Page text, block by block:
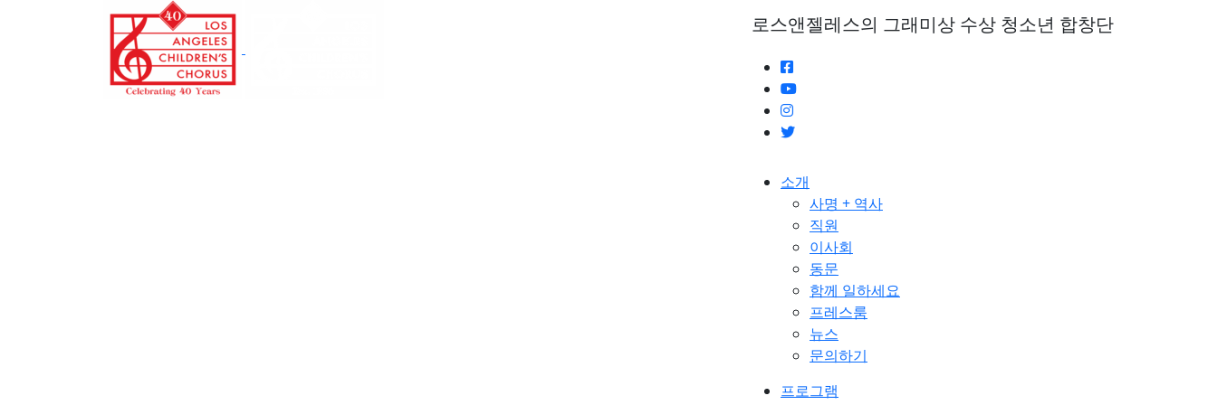
로스앤젤레스의 그래미상 수상 청소년 합창단
소개
사명 + 역사
직원
이사회
동문
함께 일하세요
프레스룸
뉴스
문의하기
프로그램